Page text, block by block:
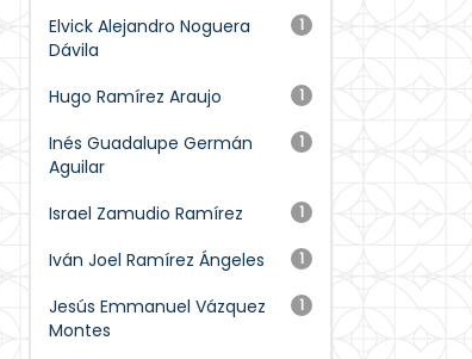
1
Elvick Alejandro Noguera
Dávila
1
Hugo Ramírez Araujo
1
Inés Guadalupe Germán
Aguilar
1
Israel Zamudio Ramírez
1
Iván Joel Ramírez Ángeles
1
Jesús Emmanuel Vázquez
Montes